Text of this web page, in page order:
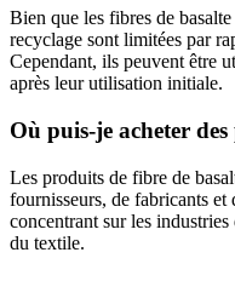
Bien que les fibres de
recyclage sont limitées par
Cependant, ils peuvent être
après leur utilisation initiale.
Où puis-je acheter
Les produits de fibre de
fournisseurs, de fabricants et
concentrant sur les
du textile.